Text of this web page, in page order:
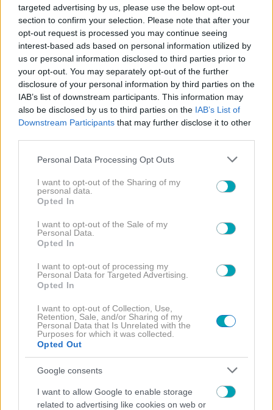
targeted advertising by us, please use the below opt-out
section to confirm your selection. Please note that after your
opt-out request is processed you may continue seeing
interest-based ads based on personal information utilized by
us or personal information disclosed to third parties prior to
your opt-out. You may separately opt-out of the further
disclosure of your personal information by third parties on the
IAB’s list of downstream participants. This information may
also be disclosed by us to third parties on the IAB’s List of
Downstream Participants that may further disclose it to other
Please note that this website/app uses one or more Google
not limited to your visit or usage behaviour. You may click to
grant or deny consent to Google and its third-party tags to
use your data for below specified purposes in below Google
consent section.
Personal Data Processing Opt Outs
I want to opt-out of the Sharing of my
personal data.
Opted In
I want to opt-out of the Sale of my
Personal Data.
Opted In
I want to opt-out of processing my
Personal Data for Targeted Advertising.
Opted In
I want to opt-out of Collection, Use,
Retention, Sale, and/or Sharing of my
Personal Data that Is Unrelated with the
Purposes for which it was collected.
Opted Out
Google consents
I want to allow Google to enable storage
related to advertising like cookies on web or
Angelina Jolie: Το διαχρονικό hairstyle της πίσω από
κάθε εμφάνιση!
ΟΜΟΡΦΙΑ
Victoria Beckham: Το luxury skincare ritual πίσω από
την αψεγάδιαστη επιδερμίδα της
ΟΜΟΡΦΙΑ
Zendaya: Το effortless glam makeup που αντιγράφουν
Το signature χτένισμα που χαρίζει πάντα Polished και
Ελένη Μενεγάκη: Τα μυστικά πίσω από το fresh skin